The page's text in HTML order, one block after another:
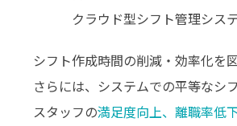
クラウド型シフト管理システ
シフト作成時間の削減・効率化を
さらには、システムでの平等なシ
スタッフの満足度向上、離職率低